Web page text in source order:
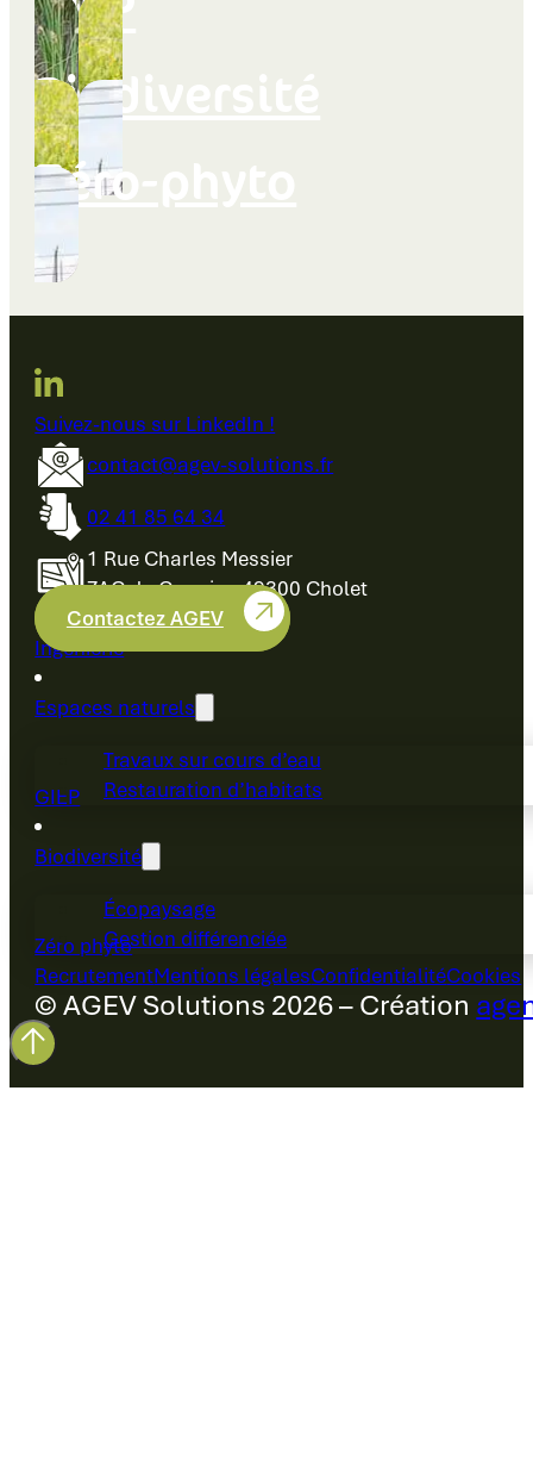
Biodiversité
Zéro-phyto
Suivez-nous sur LinkedIn !
contact@agev-solutions.fr
02 41 85 64 34
1 Rue Charles Messier
ZAC du Cormier, 49300 Cholet
Contactez AGEV
Ingénierie
Espaces naturels
Travaux sur cours d’eau
Restauration d’habitats
GIEP
Biodiversité
Écopaysage
Gestion différenciée
Zéro phyto
RecrutementMentions légalesConfidentialitéCookies
© AGEV Solutions 2026 – Création